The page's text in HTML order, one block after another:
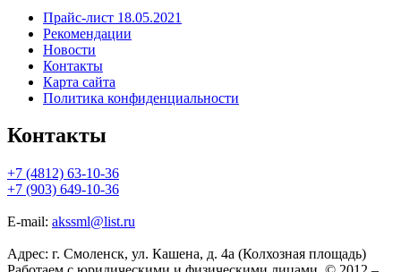
Прайс-лист 18.05.2021
Рекомендации
Новости
Контакты
Карта сайта
Политика конфиденциальности
Контакты
+7 (4812) 63-10-36
+7 (903) 649-10-36
E-mail: akssml@list.ru
Адрес: г. Смоленск, ул. Кашена, д. 4а (Колхозная площадь)